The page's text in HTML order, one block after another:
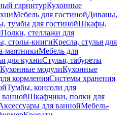
гарнитурКухонные
Мебель для гостинойДиваны,
тумбы для гостинойШкафы,
Полки, стеллажи для
столы-книгиКресла, стулья для
маятникиМебель для
для кухниСтулья, табуреты
Кухонные модулиКухонные
кормленияСистемы хранения
Тумбы, консоли для
Шкафчики, полки для
для ваннойМебель-